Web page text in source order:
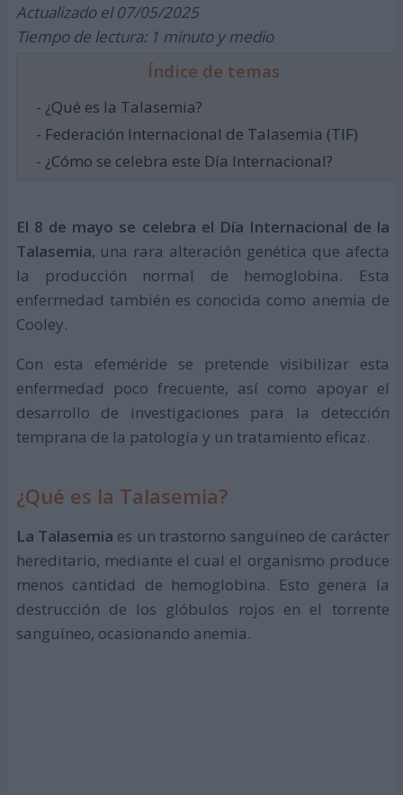
Actualizado el 07/05/2025
Tiempo de lectura: 1 minuto y medio
Índice de temas
- ¿Qué es la Talasemia?
- Federación Internacional de Talasemia (TIF)
- ¿Cómo se celebra este Día Internacional?
El 8 de mayo se celebra el Día Internacional de la
Talasemia, una rara alteración genética que afecta
la producción normal de hemoglobina. Esta
enfermedad también es conocida como anemia de
Cooley.
Con esta efeméride se pretende visibilizar esta
enfermedad poco frecuente, así como apoyar el
desarrollo de investigaciones para la detección
temprana de la patología y un tratamiento eficaz.
¿Qué es la Talasemia?
La Talasemia es un trastorno sanguíneo de carácter
hereditario, mediante el cual el organismo produce
menos cantidad de hemoglobina. Esto genera la
destrucción de los glóbulos rojos en el torrente
sanguíneo, ocasionando anemia.